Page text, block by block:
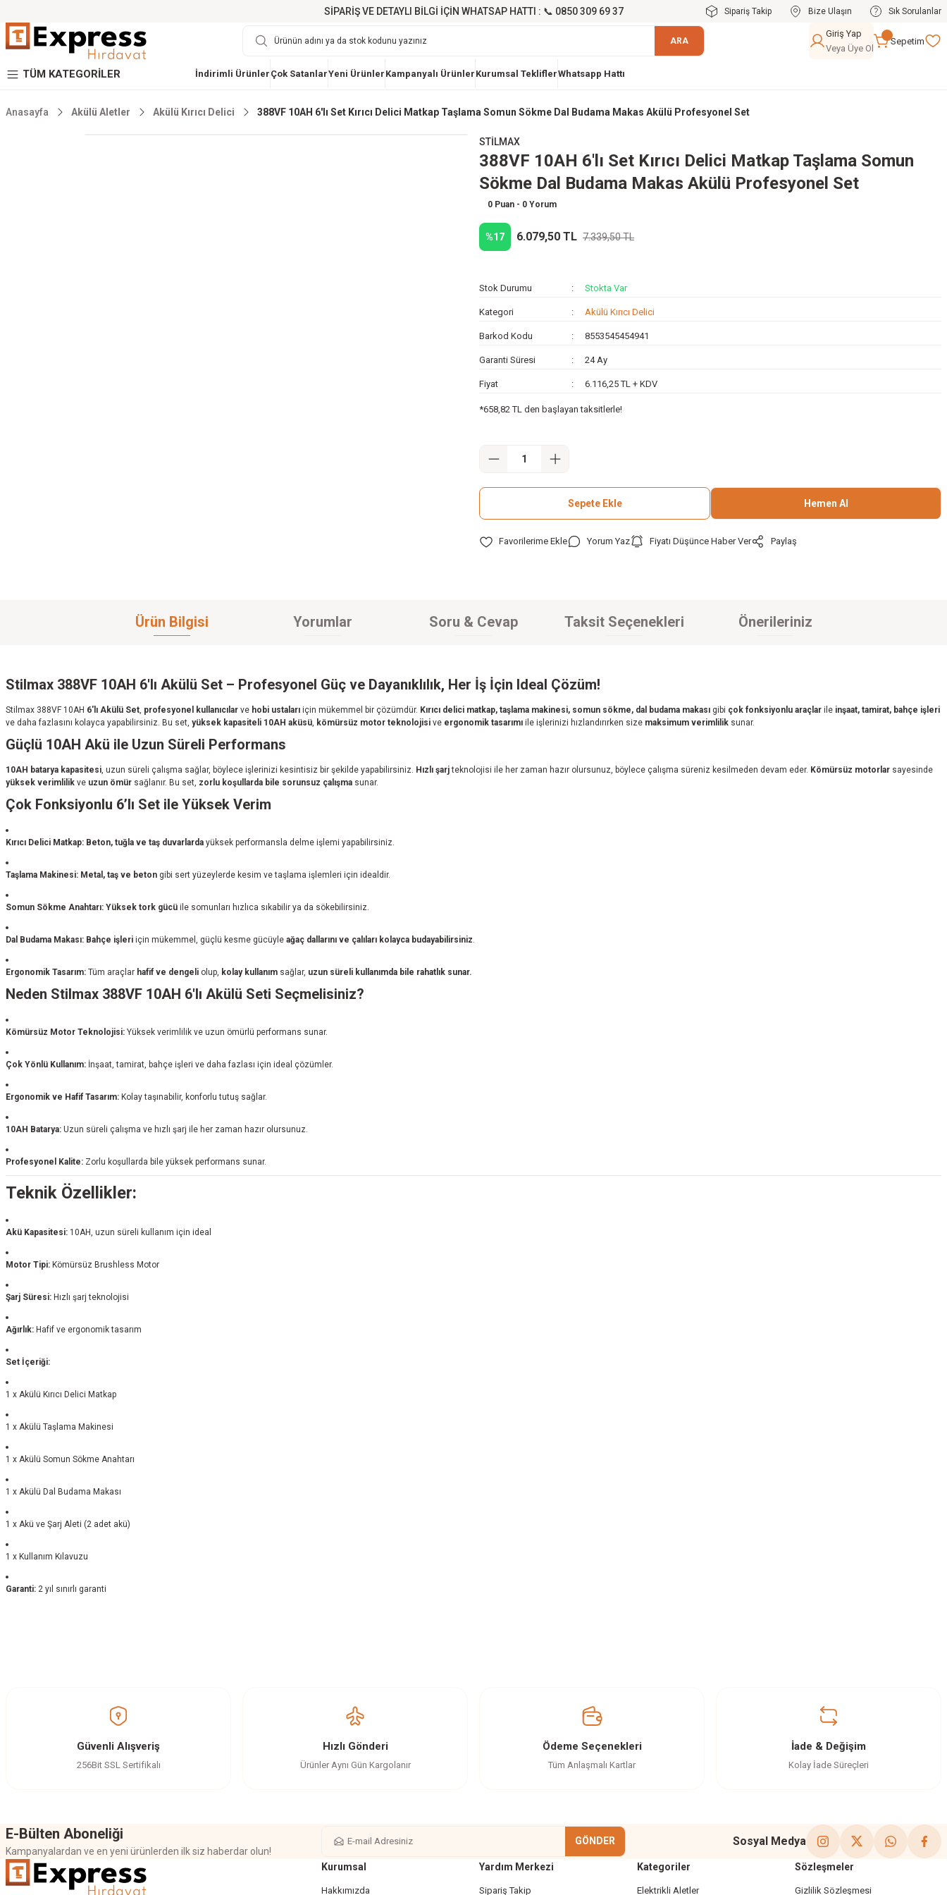
SİPARİŞ VE DETAYLI BİLGİ İÇİN WHATSAP HATTI : 📞 0850 309 69 37 Sipariş Takip Bize Ulaşın Sık Sorulanlar
ARA
Giriş Yap
Veya Üye Ol
Sepetim
TÜM KATEGORİLER İndirimli Ürünler Çok SatanlarYeni Ürünler Kampanyalı Ürünler Kurumsal TekliflerWhatsapp Hattı
Anasayfa Akülü Aletler Akülü Kırıcı Delici 388VF 10AH 6'lı Set Kırıcı Delici Matkap Taşlama Somun Sökme Dal Budama Makas Akülü Profesyonel Set
STİLMAX
388VF 10AH 6'lı Set Kırıcı Delici Matkap Taşlama Somun
Sökme Dal Budama Makas Akülü Profesyonel Set
0 Puan - 0 Yorum
%17 6.079,50 TL 7.339,50 TL
Stok Durumu Stokta Var
Kategori Akülü Kırıcı Delici
Barkod Kodu 8553545454941
Garanti Süresi 24 Ay
Fiyat 6.116,25 TL + KDV
*658,82 TL den başlayan taksitlerle!
Sepete Ekle Hemen Al
Yorum Yaz Fiyatı Düşünce Haber Ver Paylaş
Ürün Bilgisi Yorumlar Soru & Cevap Taksit Seçenekleri Önerileriniz
Stilmax 388VF 10AH 6'lı Akülü Set – Profesyonel Güç ve Dayanıklılık, Her İş İçin Ideal Çözüm!
Stilmax 388VF 10AH 6'lı Akülü Set profesyonel kullanıcılar ve hobi ustaları için mükemmel bir çözümdür. Kırıcı delici matkap, taşlama makinesi, somun sökme, dal budama makası gibi çok fonksiyonlu araçlar ile inşaat, tamirat, bahçe işleri
ve daha fazlasını kolayca yapabilirsiniz. Bu set, yüksek kapasiteli 10AH aküsü kömürsüz motor teknolojisi ve ergonomik tasarımı ile işlerinizi hızlandırırken size maksimum verimlilik sunar.
Güçlü 10AH Akü ile Uzun Süreli Performans
10AH batarya kapasitesi , uzun süreli çalışma sağlar, böylece işlerinizi kesintisiz bir şekilde yapabilirsiniz. Hızlı şarjteknolojisi ile her zaman hazır olursunuz, böylece çalışma süreniz kesilmeden devam eder. Kömürsüz motorlar sayesinde
yüksek verimlilik ve uzun ömür sağlanır. Bu set, zorlu koşullarda bile sorunsuz çalışma sunar.
Çok Fonksiyonlu 6’lı Set ile Yüksek Verim
Kırıcı Delici Matkap: Beton, tuğla ve taş duvarlarda yüksek performansla delme işlemi yapabilirsiniz.
Taşlama Makinesi: Metal, taş ve beton gibi sert yüzeylerde kesim ve taşlama işlemleri için idealdir.
Somun Sökme Anahtarı: Yüksek tork gücü ile somunları hızlıca sıkabilir ya da sökebilirsiniz.
Dal Budama Makası: Bahçe işleri için mükemmel, güçlü kesme gücüyle ağaç dallarını ve çalıları kolayca budayabilirsiniz
Ergonomik Tasarım: Tüm araçlar hafif ve dengeli olup, kolay kullanım sağlar, uzun süreli kullanımda bile rahatlık sunar.
Neden Stilmax 388VF 10AH 6'lı Akülü Seti Seçmelisiniz?
Kömürsüz Motor Teknolojisi: Yüksek verimlilik ve uzun ömürlü performans sunar.
Çok Yönlü Kullanım: İnşaat, tamirat, bahçe işleri ve daha fazlası için ideal çözümler.
Ergonomik ve Hafif Tasarım: Kolay taşınabilir, konforlu tutuş sağlar.
10AH Batarya: Uzun süreli çalışma ve hızlı şarj ile her zaman hazır olursunuz.
Profesyonel Kalite: Zorlu koşullarda bile yüksek performans sunar.
Teknik Özellikler:
Akü Kapasitesi: 10AH, uzun süreli kullanım için ideal
Motor Tipi: Kömürsüz Brushless Motor
Şarj Süresi: Hızlı şarj teknolojisi
Ağırlık: Hafif ve ergonomik tasarım
Set İçeriği:
1 x Akülü Kırıcı Delici Matkap
1 x Akülü Taşlama Makinesi
1 x Akülü Somun Sökme Anahtarı
1 x Akülü Dal Budama Makası
1 x Akü ve Şarj Aleti (2 adet akü)
1 x Kullanım Kılavuzu
Garanti: 2 yıl sınırlı garanti
Ürün açıklamasında eksik bilgiler bulunuyor.
Gönder
Güvenli Alışveriş
256Bit SSL Sertifikalı
Hızlı Gönderi
Ürünler Aynı Gün Kargolanır
Ödeme Seçenekleri
Tüm Anlaşmalı Kartlar
İade & Değişim
Kolay İade Süreçleri
E-Bülten Aboneliği
Kampanyalardan ve en yeni ürünlerden ilk siz haberdar olun!
GÖNDER Sosyal Medya
Kurumsal
Hakkımızda
Yardım Merkezi
Sipariş Takip
Kategoriler
Elektrikli Aletler
Sözleşmeler
Gizlilik Sözleşmesi